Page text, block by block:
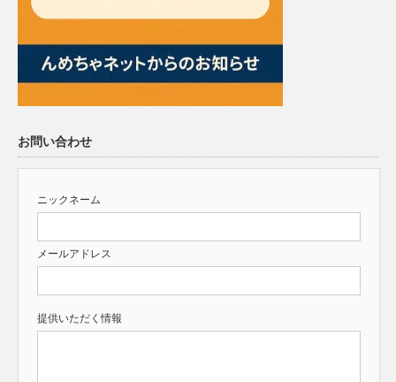
お問い合わせ
ニックネーム
メールアドレス
提供いただく情報